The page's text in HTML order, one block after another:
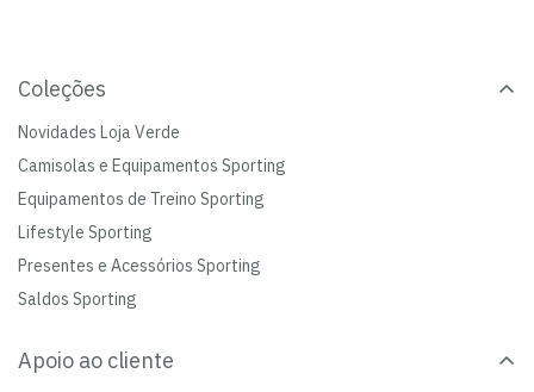
Coleções
Novidades Loja Verde
Camisolas e Equipamentos Sporting
Equipamentos de Treino Sporting
Lifestyle Sporting
Presentes e Acessórios Sporting
Saldos Sporting
Apoio ao cliente